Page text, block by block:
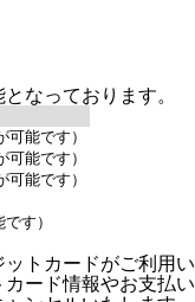
なっております。
可能です）
可能です）
可能です）
す）
トカードがご利用い
ード情報やお支払い